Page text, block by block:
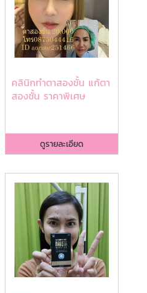
คลินิกทำตาสองชั้น แก้ตา
สองชั้น ราคาพิเศษ
ดูรายละเอียด